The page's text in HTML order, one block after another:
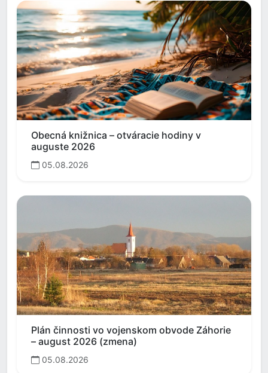
Obecná knižnica – otváracie hodiny v
auguste 2026
05.08.2026
Plán činnosti vo vojenskom obvode Záhorie
– august 2026 (zmena)
05.08.2026